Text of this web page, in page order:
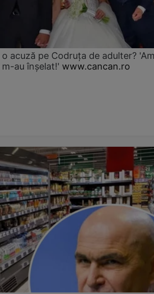
acuză pe Codruța de adulter?
au înșelat!' www.cancan.ro